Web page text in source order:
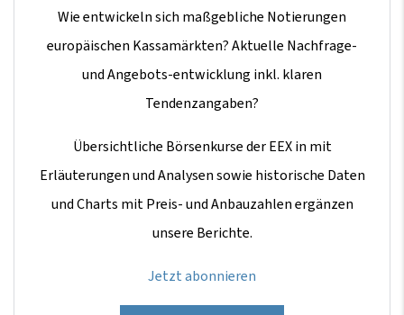
Wie entwickeln sich maßgebliche Notierungen
europäischen Kassamärkten? Aktuelle Nachfrage-
und Angebots-entwicklung inkl. klaren
Tendenzangaben?
Übersichtliche Börsenkurse der EEX in mit
Erläuterungen und Analysen sowie historische Daten
und Charts mit Preis- und Anbauzahlen ergänzen
unsere Berichte.
Jetzt abonnieren